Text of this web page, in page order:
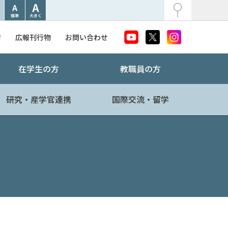
広報刊行物 お問い合わせ
在学生の方 教職員の方
研究・産学官連携 国際交流・留学